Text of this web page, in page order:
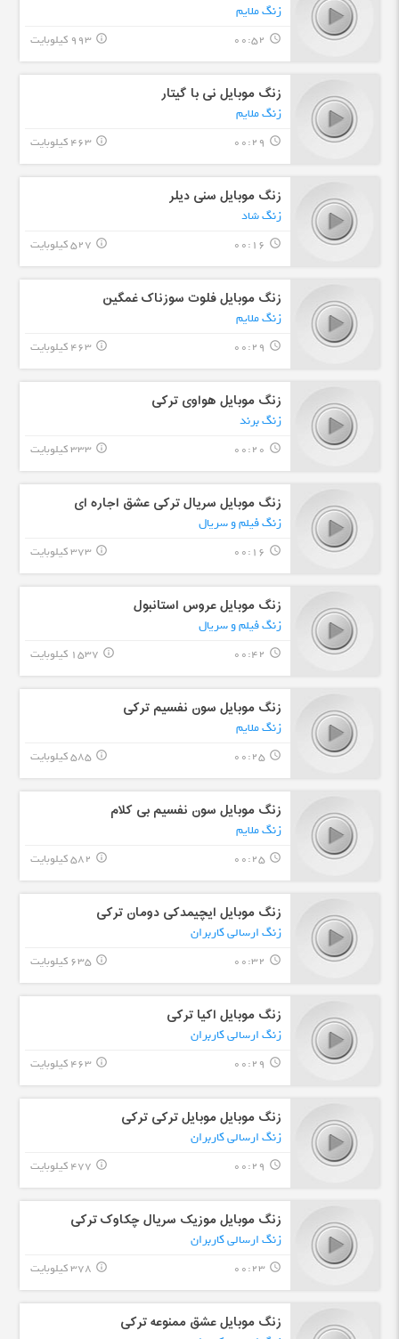
زنگ ملایم
query_builder
00:52 993 کیلوبایت info_outline
زنگ موبایل نی با گیتار
زنگ ملایم
query_builder
00:29 463 کیلوبایت info_outline
زنگ موبایل سنی دیلر
زنگ شاد
query_builder
00:16 527 کیلوبایت info_outline
زنگ موبایل فلوت سوزناک غمگین
زنگ ملایم
query_builder
00:29 463 کیلوبایت info_outline
زنگ موبایل هواوی ترکی
زنگ برند
query_builder
00:20 333 کیلوبایت info_outline
زنگ موبایل سریال ترکی عشق اجاره ای
زنگ فیلم و سریال
query_builder
00:16 373 کیلوبایت info_outline
زنگ موبایل عروس استانبول
زنگ فیلم و سریال
query_builder
00:42 1537 کیلوبایت info_outline
زنگ موبایل سون نفسیم ترکی
زنگ ملایم
query_builder
00:25 585 کیلوبایت info_outline
زنگ موبایل سون نفسیم بی کلام
زنگ ملایم
query_builder
00:25 582 کیلوبایت info_outline
زنگ موبایل ایچیمدکی دومان ترکی
زنگ ارسالی کاربران
query_builder
00:32 635 کیلوبایت info_outline
زنگ موبایل اکیا ترکی
زنگ ارسالی کاربران
query_builder
00:29 463 کیلوبایت info_outline
زنگ موبایل موبایل ترکی ترکی
زنگ ارسالی کاربران
query_builder
00:29 477 کیلوبایت info_outline
زنگ موبایل موزیک سریال چکاوک ترکی
زنگ ارسالی کاربران
query_builder
00:23 378 کیلوبایت info_outline
زنگ موبایل عشق ممنوعه ترکی